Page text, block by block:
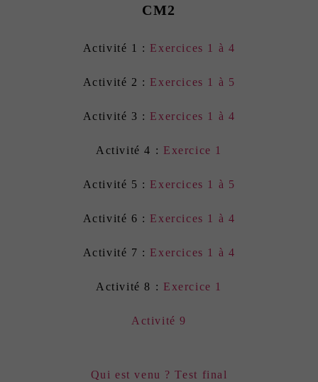
CM2
Activité 1 : Exercices 1 à 4
Activité 2 : Exercices 1 à 5
Activité 3 : Exercices 1 à 4
Activité 4 : Exercice 1
Activité 5 : Exercices 1 à 5
Activité 6 : Exercices 1 à 4
Activité 7 : Exercices 1 à 4
Activité 8 : Exercice 1
Activité 9
Qui est venu ? Test final